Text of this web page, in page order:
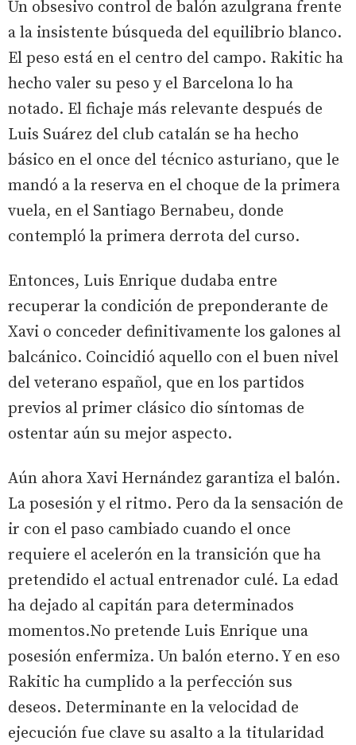
Un obsesivo control de balón azulgrana frente
a la insistente búsqueda del equilibrio blanco.
El peso está en el centro del campo. Rakitic ha
hecho valer su peso y el Barcelona lo ha
notado. El fichaje más relevante después de
Luis Suárez del club catalán se ha hecho
básico en el once del técnico asturiano, que le
mandó a la reserva en el choque de la primera
vuela, en el Santiago Bernabeu, donde
contempló la primera derrota del curso.
Entonces, Luis Enrique dudaba entre
recuperar la condición de preponderante de
Xavi o conceder definitivamente los galones al
balcánico. Coincidió aquello con el buen nivel
del veterano español, que en los partidos
previos al primer clásico dio síntomas de
ostentar aún su mejor aspecto.
Aún ahora Xavi Hernández garantiza el balón.
La posesión y el ritmo. Pero da la sensación de
ir con el paso cambiado cuando el once
requiere el acelerón en la transición que ha
pretendido el actual entrenador culé. La edad
ha dejado al capitán para determinados
momentos.No pretende Luis Enrique una
posesión enfermiza. Un balón eterno. Y en eso
Rakitic ha cumplido a la perfección sus
deseos. Determinante en la velocidad de
ejecución fue clave su asalto a la titularidad